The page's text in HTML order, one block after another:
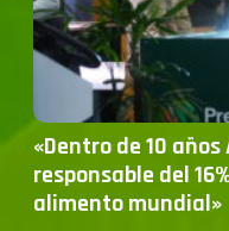
«Dentro de 10
responsable del
alimento mundial»